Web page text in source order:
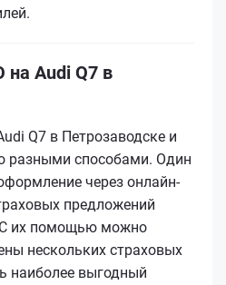
на Audi Q7 в
Q7 в Петрозаводске и
разными способами. Один
через онлайн-
предложений
С их помощью можно
нескольких страховых
наиболее выгодный